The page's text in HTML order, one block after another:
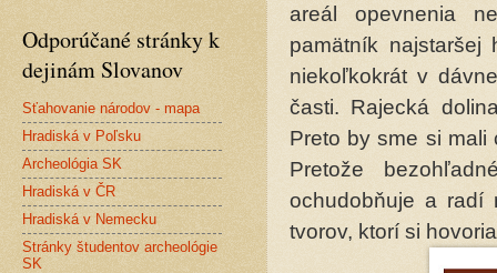
areál opevnenia
pamätník najstaršej
niekoľkokrát v
časti. Rajecká
Preto by sme si mali
Pretože
ochudobňuje a radí
tvorov, ktorí si
Odporúčané stránky k
dejinám Slovanov
Sťahovanie národov - mapa
Hradiská v Poľsku
Archeológia SK
Hradiská v ČR
Hradiská v Nemecku
Stránky študentov archeológie
SK